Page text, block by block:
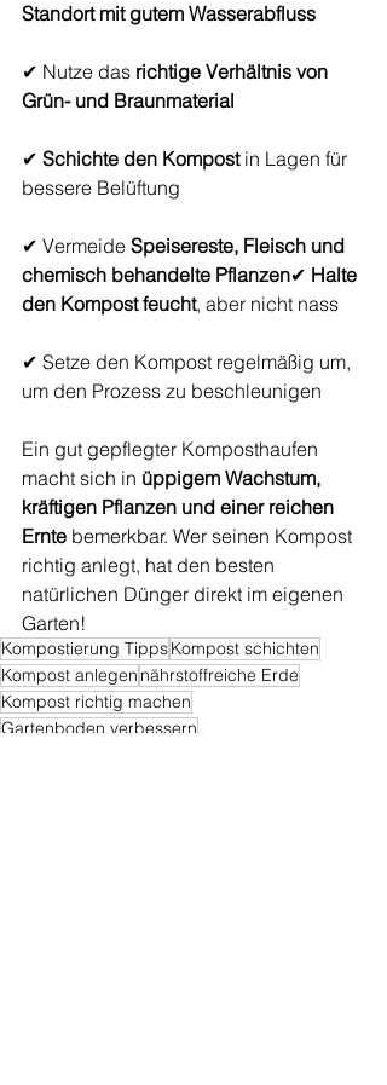
Standort mit gutem Wasserabfluss
✔ Nutze das richtige Verhältnis von
Grün- und Braunmaterial
✔ Schichte den Kompost in Lagen für
bessere Belüftung
✔ Vermeide Speisereste, Fleisch und
chemisch behandelte Pflanzen✔ Halte
den Kompost feucht, aber nicht nass
✔ Setze den Kompost regelmäßig um,
um den Prozess zu beschleunigen
Ein gut gepflegter Komposthaufen
macht sich in üppigem Wachstum,
kräftigen Pflanzen und einer reichen
Ernte bemerkbar. Wer seinen Kompost
richtig anlegt, hat den besten
natürlichen Dünger direkt im eigenen
Garten!
Kompostierung TippsKompost schichten
Kompost anlegen nährstoffreiche Erde
Kompost richtig machen
Gartenboden verbessern